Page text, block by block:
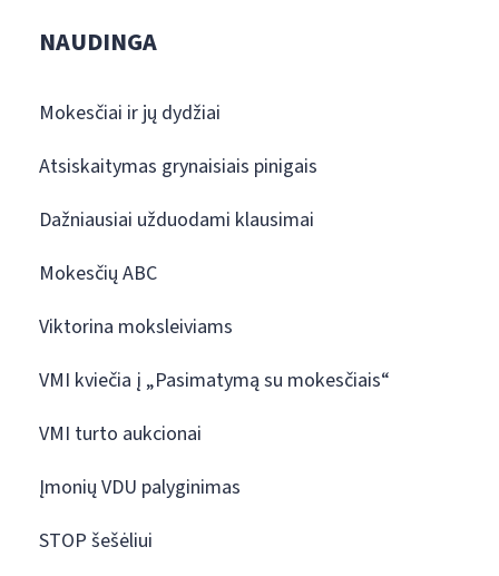
NAUDINGA
Mokesčiai ir jų dydžiai
Atsiskaitymas grynaisiais pinigais
Dažniausiai užduodami klausimai
Mokesčių ABC
Viktorina moksleiviams
VMI kviečia į „Pasimatymą su mokesčiais“
VMI turto aukcionai
Įmonių VDU palyginimas
STOP šešėliui